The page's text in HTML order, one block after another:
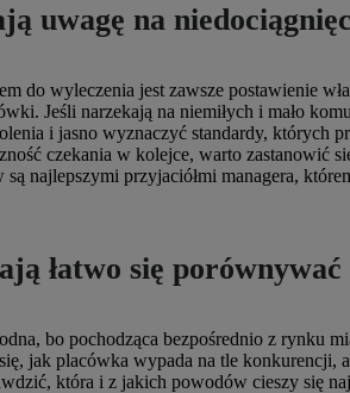
uwagę na
do wyleczenia jest zawsze postawienie
Jeśli narzekają na niemiłych i mało
i jasno wyznaczyć standardy, których
czekania w kolejce, warto zastanowić
są najlepszymi przyjaciółmi managera,
łatwo się porównywać
bo pochodząca bezpośrednio z rynku
jak placówka wypada na tle konkurencji,
która i z jakich powodów cieszy się